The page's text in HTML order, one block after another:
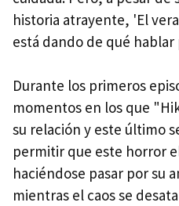
historia atrayente, 'El
está dando de qué
Durante los primeros
momentos en los que
su relación y este último
permitir que este horror
haciéndose pasar por su
mientras el caos se